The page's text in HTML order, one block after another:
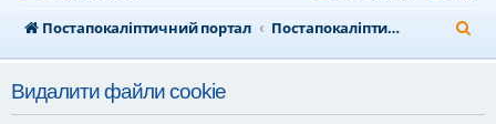
Постапокаліптичний портал
Постапокаліптичний форум
о
Видалити файли cookie